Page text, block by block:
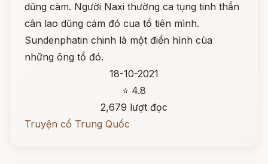
dũng càm. Người Naxi thường ca tụng tinh thần
cân lao dũng cảm đó cua tổ tiên mình.
Sundenphatin chinh là một điển hình cùa
những ông tổ đó.
18-10-2021
⭐ 4.8
2,679 lượt đọc
Truyện cổ Trung Quốc